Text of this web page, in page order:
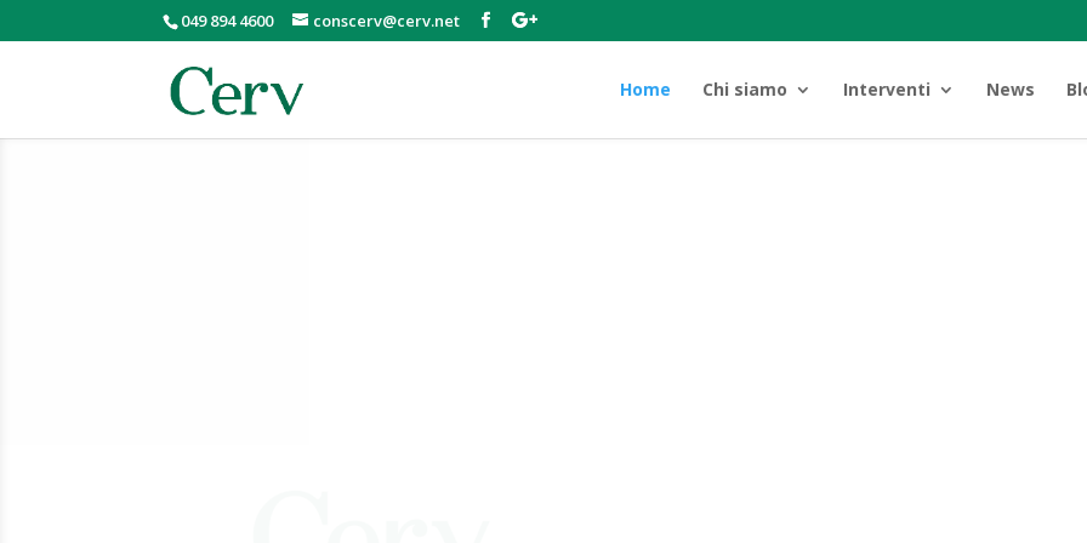
049 894 4600 conscerv@cerv.net
Home Chi siamo Interventi News